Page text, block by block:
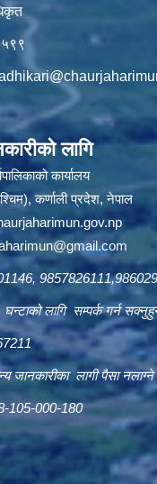
लागि
कार्यालय
कर्णाली प्रदेश, नेपाल
gmail.com
लागि सम्पर्क गर्न
जानकारीका लागी पैसा नलाग्ने
105-000-180